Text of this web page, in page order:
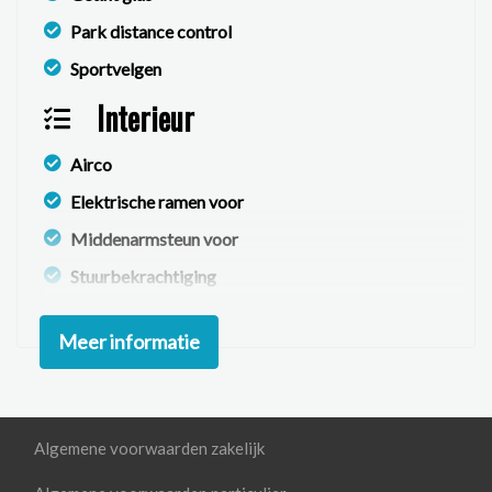
Park distance control
Sportvelgen
Interieur
Airco
Elektrische ramen voor
Middenarmsteun voor
Stuurbekrachtiging
Voorstoelen verwarmd
Infotainment
Apple carplay
Navigatiesysteem
Meer informatie
Algemene voorwaarden zakelijk